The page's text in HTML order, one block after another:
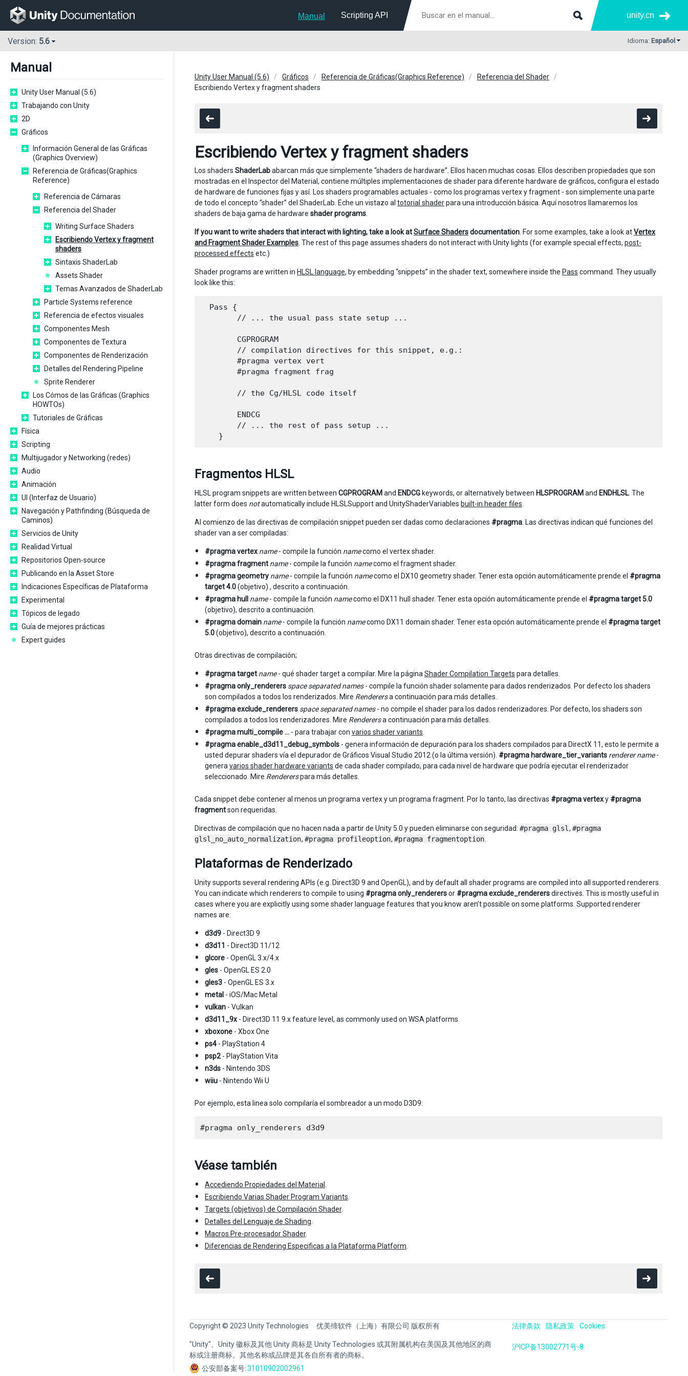
Manual Scripting API unity.cn
Version: 5.6 Idioma: Español
Manual
Unity User Manual (5.6)
Trabajando con Unity
2D
Gráficos
Información General de las Gráficas
(Graphics Overview)
Referencia de Gráficas(Graphics
Reference)
Referencia de Cámaras
Referencia del Shader
Writing Surface Shaders
Escribiendo Vertex y fragment
shaders
Sintaxis ShaderLab
Assets Shader
Temas Avanzados de ShaderLab
Particle Systems reference
Referencia de efectos visuales
Componentes Mesh
Componentes de Textura
Componentes de Renderización
Detalles del Rendering Pipeline
Sprite Renderer
Los Cómos de las Gráficas (Graphics
HOWTOs)
Tutoriales de Gráficas
Física
Scripting
Multijugador y Networking (redes)
Audio
Animación
UI (Interfaz de Usuario)
Navegación y Pathfinding (Búsqueda de
Caminos)
Servicios de Unity
Realidad Virtual
Repositorios Open-source
Publicando en la Asset Store
Indicaciones Específicas de Plataforma
Experimental
Tópicos de legado
Guía de mejores prácticas
Expert guides
Unity User Manual (5.6) Gráficos Referencia de Gráficas(Graphics Reference)
Referencia del Shader
Escribiendo Vertex y fragment shaders
Escribiendo Vertex y fragment shaders
Los shaders ShaderLababarcan más que simplemente “shaders de hardware”. Ellos hacen muchas cosas. Ellos describen propiedades que son
mostradas en el Inspector del Material, contiene múltiples implementaciones de shader para diferente hardware de gráficos, configura el estado
de hardware de funciones fijas y así. Los shaders programables actuales - como los programas vertex y fragment - son simplemente una parte
de todo el concepto “shader” del ShaderLab. Eche un vistazo al totorial shaderpara una introducción básica. Aquí nosotros llamaremos los
shaders de baja gama de hardware shader programs
If you want to write shaders that interact with lighting, take a look atSurface Shadersdocumentation . For some examples, take a look atVertex
and Fragment Shader Examples . The rest of this page assumes shaders do not interact with Unity lights (for example special effects, post-
processed effects etc.)
Shader programs are written in HLSL language, by embedding “snippets” in the shader text, somewhere inside the Pass command. They usually
look like this:
  Pass {
        // ... the usual pass state setup ...
        CGPROGRAM
        // compilation directives for this snippet, e.g.:
        #pragma vertex vert
        #pragma fragment frag
        // the Cg/HLSL code itself
        ENDCG
        // ... the rest of pass setup ...
Fragmentos HLSL
HLSL program snippets are written between CGPROGRAM and ENDCG keywords, or alternatively between HLSPROGRAM and ENDHLSL. The
latter form does notautomatically include HLSLSupport and UnityShaderVariables built-in header files
Al comienzo de las directivas de compilación snippet pueden ser dadas como declaraciones #pragma . Las directivas indican qué funciones del
shader van a ser compiladas:
#pragma vertex name- compile la función namecomo el vertex shader.
#pragma fragment name- compile la función namecomo el fragment shader.
#pragma geometry name- compile la función namecomo el DX10 geometry shader. Tener esta opción automáticamente prende el #pragma
target 4.0(objetivo) , descrito a continuación.
#pragma hull
name- compile la función namecomo el DX11 hull shader. Tener esta opción automáticamente prende el #pragma target 5.0
(objetivo), descrito a continuación.
#pragma domain name- compile la función namecomo DX11 domain shader. Tener esta opción automáticamente prende el #pragma target
5.0(objetivo), descrito a continuación.
Otras directivas de compilación;
#pragma target name- qué shader target a compilar. Mire la página Shader Compilation Targets para detalles.
#pragma only_renderers space separated names- compile la función shader solamente para dados renderizados. Por defecto los shaders
son compilados a todos los renderizados. Mire Renderersa continuación para más detalles.
#pragma exclude_renderers space separated names- no compile el shader para los dados renderizadores. Por defecto, los shaders son
compilados a todos los renderizadores. Mire Renderersa continuación para más detalles.
#pragma multi_compile … - para trabajar con varios shader variants
#pragma enable_d3d11_debug_symbols - genera información de depuración para los shaders compilados para DirectX 11, esto le permite a
usted depurar shaders vía el depurador de Gráficos Visual Studio 2012 (o la última versión). #pragma hardware_tier_variants renderer name-
genera varios shader hardware variants de cada shader compilado, para cada nivel de hardware que podría ejecutar el renderizador
seleccionado. Mire Rendererspara más detalles.
Cada snippet debe contener al menos un programa vertex y un programa fragment. Por lo tanto, las directivas #pragma vertexy #pragma
fragmentson requeridas.
Directivas de compilación que no hacen nada a partir de Unity 5.0 y pueden eliminarse con seguridad: #pragma glsl , #pragma
glsl_no_auto_normalization, #pragma profileoption, #pragma fragmentoption
Plataformas de Renderizado
Unity supports several rendering APIs (e.g. Direct3D 9 and OpenGL), and by default all shader programs are compiled into all supported renderers.
You can indicate which renderers to compile to using #pragma only_renderersor #pragma exclude_renderersdirectives. This is mostly useful in
cases where you are explicitly using some shader language features that you know aren’t possible on some platforms. Supported renderer
names are:
d3d9 - Direct3D 9
d3d11 - Direct3D 11/12
glcore - OpenGL 3.x/4.x
gles - OpenGL ES 2.0
gles3 - OpenGL ES 3.x
metal - iOS/Mac Metal
vulkan - Vulkan
d3d11_9x - Direct3D 11 9.x feature level, as commonly used on WSA platforms
xboxone - Xbox One
ps4 - PlayStation 4
psp2- PlayStation Vita
n3ds - Nintendo 3DS
wiiu - Nintendo Wii U
Por ejemplo, esta linea solo compilaría el sombreador a un modo D3D9:
Véase también
Accediendo Propiedades del Material
Escribiendo Varias Shader Program Variants
Targets (objetivos) de Compilación Shader.
Detalles del Lenguaje de Shading
Macros Pre-procesador Shader.
Diferencias de Rendering Especificas a la Plataforma Platform
Copyright © 2023 Unity Technologies 优美缔软件（上海）有限公司 版权所有
"Unity"、Unity 徽标及其他 Unity 商标是 Unity Technologies 或其附属机构在美国及其他地区的商
标或注册商标。其他名称或品牌是其各自所有者的商标。
公安部备案号:31010902002961
法律条款 隐私政策 Cookies
沪ICP备13002771号-8